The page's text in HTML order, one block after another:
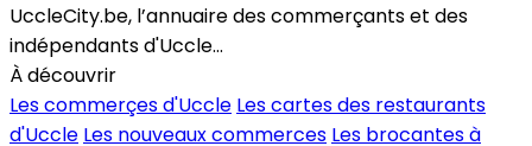
UccleCity.be, l’annuaire des commerçants et des
indépendants d'Uccle...
À découvrir
Les commerçes d'Uccle Les cartes des restaurants
d'Uccle Les nouveaux commerces Les brocantes à